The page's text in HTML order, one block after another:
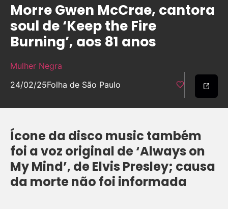
Morre Gwen McCrae, cantora
soul de ‘Keep the Fire
Burning’, aos 81 anos
Mulher Negra
24/02/25Folha de São Paulo
Ícone da disco music também
foi a voz original de ‘Always on
My Mind’, de Elvis Presley; causa
da morte não foi informada